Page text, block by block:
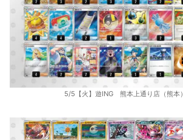
5/5【火】遊ING 熊本上通り店（熊本）